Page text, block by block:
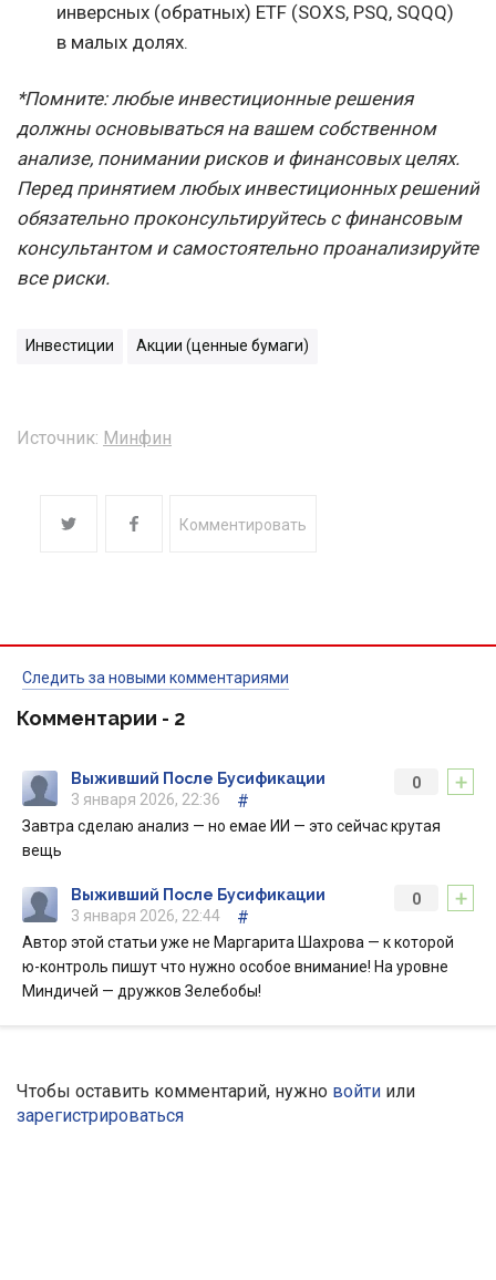
инверсных (обратных) ETF (SOXS, PSQ, SQQQ)
в малых долях.
*Помните: любые инвестиционные решения
должны основываться на вашем собственном
анализе, понимании рисков и финансовых целях.
Перед принятием любых инвестиционных решений
обязательно проконсультируйтесь с финансовым
консультантом и самостоятельно проанализируйте
все риски.
Инвестиции Акции (ценные бумаги)
Источник: Минфин
Комментировать
Следить за новыми комментариями
Комментарии - 2
+
0
Выживший После Бусификации
3 января 2026, 22:36
#
Завтра сделаю анализ — но емае ИИ — это сейчас крутая
вещь
+
0
Выживший После Бусификации
3 января 2026, 22:44
#
Автор этой статьи уже не Маргарита Шахрова — к которой
ю-контроль пишут что нужно особое внимание! На уровне
Миндичей — дружков Зелебобы!
Чтобы оставить комментарий, нужно войти или
зарегистрироваться